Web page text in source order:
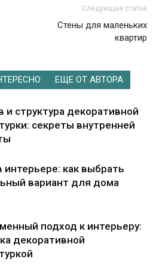
Следующая статья
Стены для маленьких
квартир
ЕЩЕ ОТ АВТОРА
и структура декоративной
секреты внутренней
интерьере: как выбрать
вариант для дома
подход к интерьеру:
декоративной